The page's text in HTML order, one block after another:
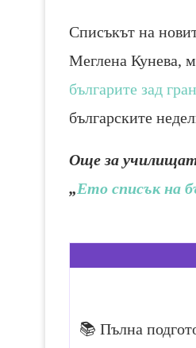
Списъкът на
Меглена Кунева,
българите зад
българските
Още за
„Ето списък на
📚 Пълна